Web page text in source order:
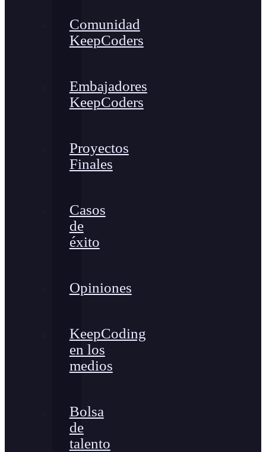
Comunidad
KeepCoders
Embajadores
KeepCoders
Proyectos
Finales
Casos
de
éxito
Opiniones
KeepCoding
en los
medios
Bolsa
de
talento